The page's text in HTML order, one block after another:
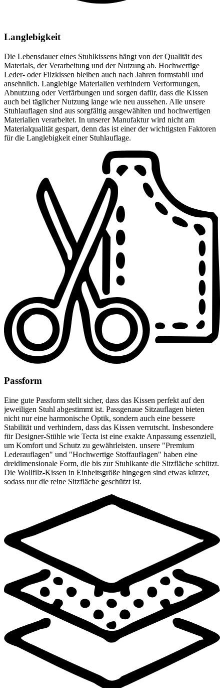
Langlebigkeit
Die Lebensdauer eines Stuhlkissens hängt von der Qualität des
Materials, der Verarbeitung und der Nutzung ab. Hochwertige
Leder- oder Filzkissen bleiben auch nach Jahren formstabil und
ansehnlich. Langlebige Materialien verhindern Verformungen,
Abnutzung oder Verfärbungen und sorgen dafür, dass die Kissen
auch bei täglicher Nutzung lange wie neu aussehen. Alle unsere
Stuhlauflagen sind aus sorgfältig ausgewählten und hochwertigen
Materialien verarbeitet. In unserer Manufaktur wird nicht am
Materialqualität gespart, denn das ist einer der wichtigsten Faktoren
für die Langlebigkeit einer Stuhlauflage.
Passform
Eine gute Passform stellt sicher, dass das Kissen perfekt auf den
jeweiligen Stuhl abgestimmt ist. Passgenaue Sitzauflagen bieten
nicht nur eine harmonische Optik, sondern auch eine bessere
Stabilität und verhindern, dass das Kissen verrutscht. Insbesondere
für Designer-Stühle wie Tecta ist eine exakte Anpassung essenziell,
um Komfort und Schutz zu gewährleisten. unsere "Premium
Lederauflagen" und "Hochwertige Stoffauflagen" haben eine
dreidimensionale Form, die bis zur Stuhlkante die Sitzfläche schützt.
Die Wollfilz-Kissen in Einheitsgröße hingegen sind etwas kürzer,
sodass nur die reine Sitzfläche geschützt ist.